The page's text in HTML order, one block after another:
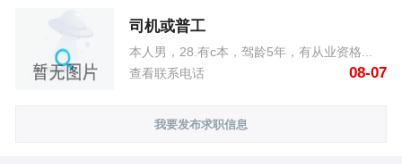
司机或普工
本人男，28.有c本，驾龄5年，有从业资格...
查看联系电话
08-07
我要发布求职信息